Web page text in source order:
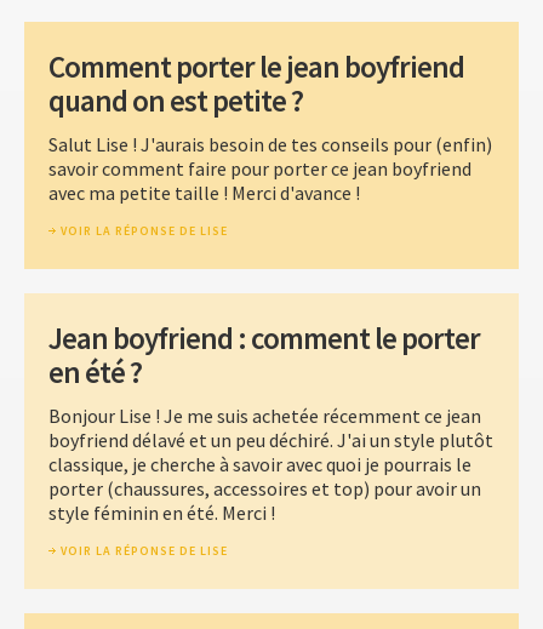
Comment porter le jean boyfriend
quand on est petite ?
Salut Lise ! J'aurais besoin de tes conseils pour (enfin)
savoir comment faire pour porter ce jean boyfriend
avec ma petite taille ! Merci d'avance !
VOIR LA RÉPONSE DE LISE
Jean boyfriend : comment le porter
en été ?
Bonjour Lise ! Je me suis achetée récemment ce jean
boyfriend délavé et un peu déchiré. J'ai un style plutôt
classique, je cherche à savoir avec quoi je pourrais le
porter (chaussures, accessoires et top) pour avoir un
style féminin en été. Merci !
VOIR LA RÉPONSE DE LISE